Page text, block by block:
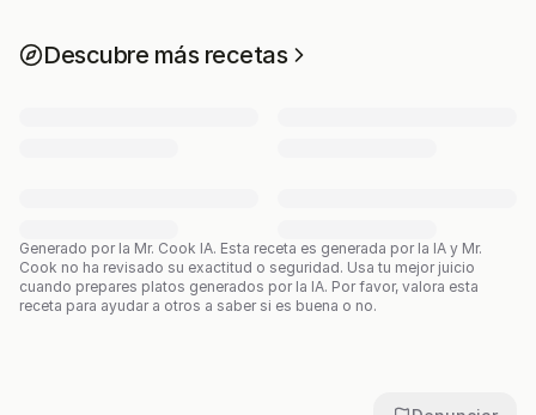
Descubre más recetas
Generado por la Mr. Cook IA. Esta receta es generada por la IA y Mr.
Cook no ha revisado su exactitud o seguridad. Usa tu mejor juicio
cuando prepares platos generados por la IA. Por favor, valora esta
receta para ayudar a otros a saber si es buena o no.